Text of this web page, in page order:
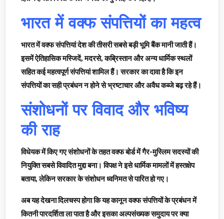
भारत में वक्फ संपत्तियों का महत्व
भारत में वक्फ संपत्तियां देश की तीसरी सबसे बड़ी भूमि बैंक मानी जाती हैं।
इसमें ऐतिहासिक मस्जिदें, मदरसे, कब्रिस्तान और अन्य धार्मिक स्थलों
सहित कई महत्वपूर्ण संपत्तियां शामिल हैं। सरकार का दावा है कि इन
संपत्तियों का सही प्रबंधन न होने से भ्रष्टाचार और अवैध कब्जे बढ़ रहे हैं।
संशोधनों पर विवाद और भविष्य
की राह
विधेयक में किए गए संशोधनों के तहत वक्फ बोर्ड में गैर-मुस्लिम सदस्यों की
नियुक्ति सबसे विवादित मुद्दा बना। विपक्ष ने इसे धार्मिक मामलों में हस्तक्षेप
बताया, लेकिन सरकार के संशोधन ध्वनिमत से पारित हो गए।
अब यह देखना दिलचस्प होगा कि यह कानून वक्फ संपत्तियों के प्रबंधन में
कितनी पारदर्शिता ला पाता है और इसका अल्पसंख्यक समुदाय पर क्या